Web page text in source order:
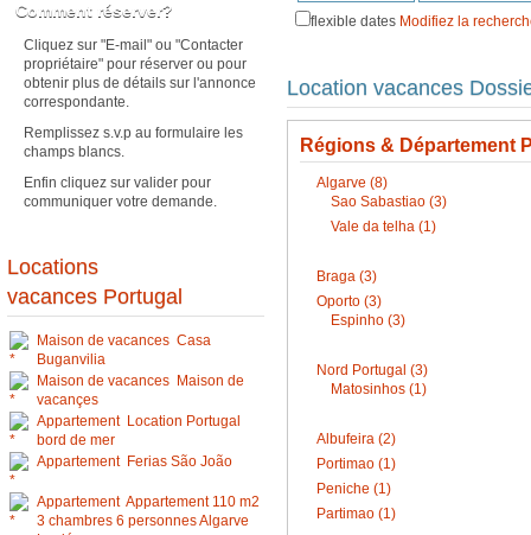
Comment réserver?
Cliquez sur "E-mail" ou "Contacter
propriétaire" pour réserver ou pour
obtenir plus de détails sur l'annonce
correspondante.
Remplissez s.v.p au formulaire les
champs blancs.
Enfin cliquez sur valider pour
communiquer votre demande.
Locations
vacances Portugal
Maison de vacances Casa
Buganvilia
Maison de vacances Maison de
vacançes
Appartement Location Portugal
bord de mer
Appartement Ferias São João
Appartement Appartement 110 m2
3 chambres 6 personnes Algarve
flexible dates Modifiez la
Location vacances
Régions & Département
Algarve (8)
Sao Sabastiao (3)
Vale da telha (1)
Braga (3)
Oporto (3)
Espinho (3)
Nord Portugal (3)
Matosinhos (1)
Albufeira (2)
Portimao (1)
Peniche (1)
Partimao (1)